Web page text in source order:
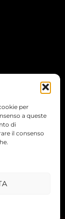
per
a queste
di
il consenso